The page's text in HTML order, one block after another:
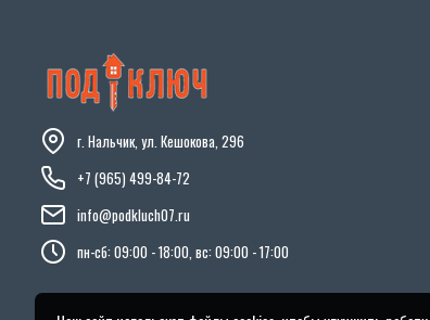
г. Нальчик, ул. Кешокова, 296
+7 (965) 499-84-72
info@podkluch07.ru
пн-сб: 09:00 - 18:00, вс: 09:00 - 17:00